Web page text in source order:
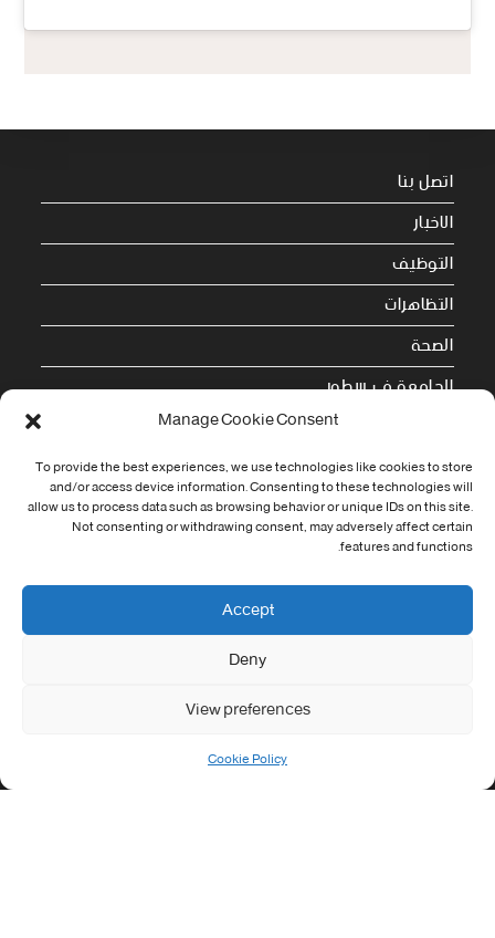
Manage Cookie Consent
To provide the best experiences, we use technologies like cookies to store
and/or access device information. Consenting to these technologies will
allow us to process data such as browsing behavior or unique IDs on this site.
Not consenting or withdrawing consent, may adversely affect certain
features and functions.
Accept
Deny
View preferences
Cookie Policy
اتصل بنا
الاخبار
التوظيف
التظاهرات
الصحة
الجامعة في سطور
Cookie Policy (EU)
معلومات الاتصال
Address:
جامعة العربي التبسي طريق قسنطينة - تبسة
contact@univ-tebessa.dz